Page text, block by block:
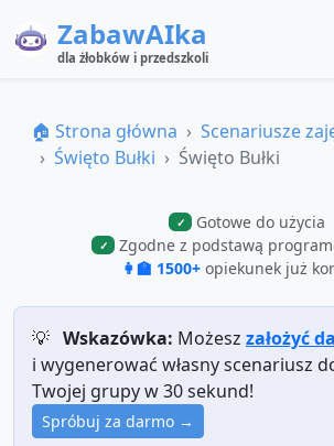
ZabawAIka
dla żłobków i przedszkoli
🏠 Strona główna
Scenariusze
Święto Bułki
Święto Bułki
✓ Gotowe do użycia
✓
Zgodne z podstawą
👩‍🏫 1500+ opiekunek już
💡 Wskazówka: Możesz założyć
i wygenerować własny scenariusz
Twojej grupy w 30 sekund!
Spróbuj za darmo →